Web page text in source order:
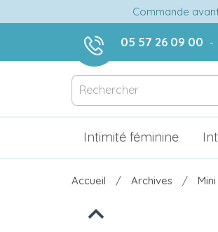
Commande
05 57 26 09 00 -
Intimité féminine
Accueil Archives
Previous